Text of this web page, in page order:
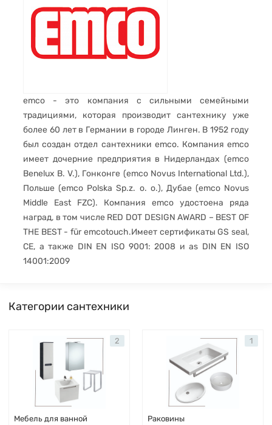
emco - это компания с сильными семейными
традициями, которая производит сантехнику уже
более 60 лет в Германии в городе Линген. В 1952 году
был создан отдел сантехники emco. Компания emco
имеет дочерние предприятия в Нидерландах (emco
Benelux B. V.), Гонконге (emco Novus International Ltd.),
Польше (emco Polska Sp.z. o. o.), Дубае (emco Novus
Middle East FZC). Компания emco удостоена ряда
наград, в том числе RED DOT DESIGN AWARD – BEST OF
THE BEST - für emcotouch.Имеет сертификаты GS seal,
CE, а также DIN EN ISO 9001: 2008 и as DIN EN ISO
14001:2009
Категории сантехники
Мебель для ванной
2
Раковины
1